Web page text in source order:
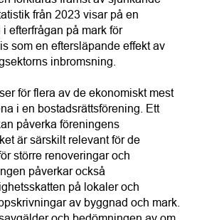
från 2023 visar på en
efterfrågan på mark för
som en eftersläpande effekt av
inbromsning.
för flera av de ekonomiskt mest
i en bostadsrättsförening. Ett
påverka föreningens
är särskilt relevant för de
större renoveringar och
påverkar också
på lokaler och
av byggnad och mark.
och bedömningen av om